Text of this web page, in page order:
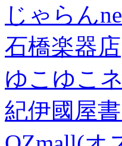
じゃらん
石橋楽器店
ゆこゆこ
紀伊國屋